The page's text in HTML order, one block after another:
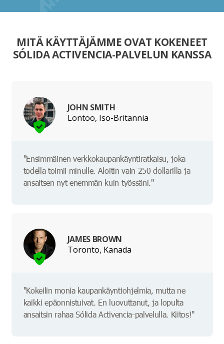
MITÄ KÄYTTÄJÄMME OVAT KOKENEET
SÓLIDA ACTIVENCIA-PALVELUN KANSSA
JOHN SMITH
Lontoo, Iso-Britannia
"Ensimmäinen verkkokaupankäyntiratkaisu, joka
todella toimii minulle. Aloitin vain 250 dollarilla ja
ansaitsen nyt enemmän kuin työssäni."
JAMES BROWN
Toronto, Kanada
"Kokeilin monia kaupankäyntiohjelmia, mutta ne
kaikki epäonnistuivat. En luovuttanut, ja lopulta
ansaitsin rahaa Sólida Activencia-palvelulla. Kiitos!"